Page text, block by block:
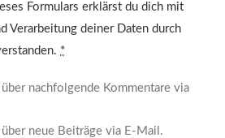
Formulars erklärst du dich mit
Verarbeitung deiner Daten durch
*
nachfolgende Kommentare via
neue Beiträge via E-Mail.